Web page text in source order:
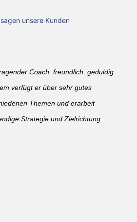
unsere Kunden
Coach, freundlich, geduldig
verfügt er über sehr gutes
Themen und erarbeit
Strategie und Zielrichtung.